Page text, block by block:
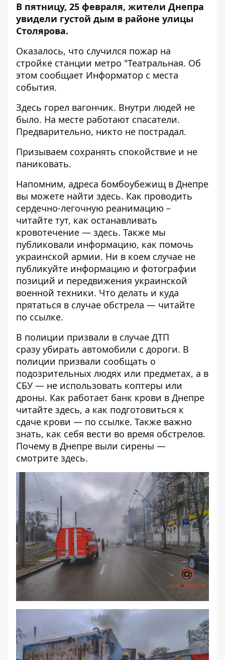
В пятницу, 25 февраля, жители Днепра
увидели густой дым в районе улицы
Столярова.
Оказалось, что случился пожар на
стройке станции метро "Театральная. Об
этом сообщает Информатор с места
события.
Здесь горел вагончик. Внутри людей не
было. На месте работают спасатели.
Предварительно, никто не пострадал.
Призываем сохранять спокойствие и не
паниковать.
Напомним, адреса бомбоубежищ в Днепре
вы можете найти здесь. Как проводить
сердечно-легочную реанимацию –
читайте тут, как останавливать
кровотечение — здесь. Также мы
публиковали информацию, как помочь
украинской армии. Ни в коем случае не
публикуйте информацию и фотографии
позиций и передвижения украинской
военной техники. Что делать и куда
прятаться в случае обстрела — читайте
по ссылке.
В полиции призвали в случае ДТП
сразу убирать автомобили с дороги. В
полиции призвали сообщать о
подозрительных людях или предметах, а в
СБУ — не использовать коптеры или
дроны. Как работает банк крови в Днепре
читайте здесь, а как подготовиться к
сдаче крови — по ссылке. Также важно
знать, как себя вести во время обстрелов.
Почему в Днепре выли сирены —
смотрите здесь.